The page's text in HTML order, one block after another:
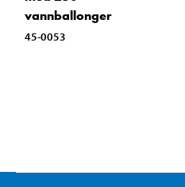
vannballonger
45-0053